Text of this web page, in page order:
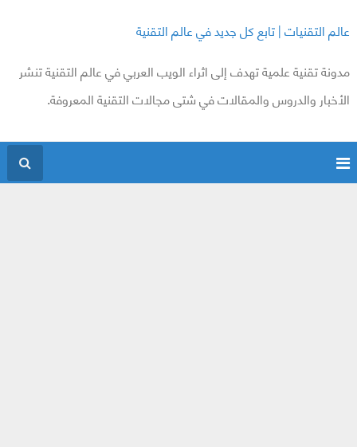
عالم التقنيات | تابع كل جديد في عالم التقنية
مدونة تقنية علمية تهدف إلى اثراء الويب العربي في عالم التقنية تنشر
الأخبار والدروس والمقالات في شتى مجالات التقنية المعروفة.